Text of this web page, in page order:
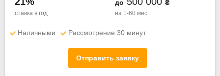
ставка в год
до ₴
на 1-60 мес.
Наличными Рассмотрение 30 минут
Отправить заявку